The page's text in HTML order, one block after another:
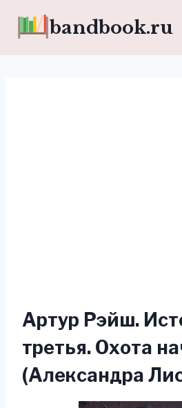
bandbook.ru
Артур Рэйш.
третья. Охота
(Александра